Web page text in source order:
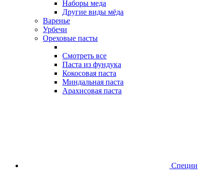
Наборы меда
Другие виды мёда
Варенье
Урбечи
Ореховые пасты
Смотреть все
Паста из фундука
Кокосовая паста
Миндальная паста
Арахисовая паста
Специи